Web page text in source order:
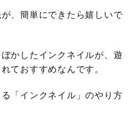
、簡単にできたら嬉しいで
かしたインクネイルが、遊
ておすすめなんです。
「インクネイル」のやり方